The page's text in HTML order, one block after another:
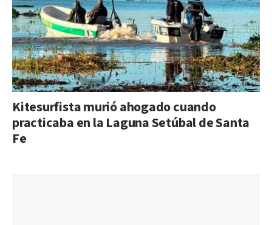
Kitesurfista murió ahogado cuando
practicaba en la Laguna Setúbal de Santa
Fe